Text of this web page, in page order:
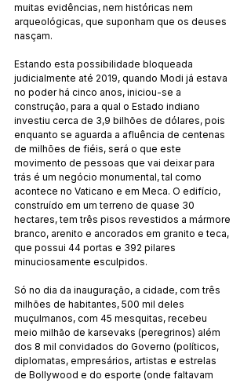
muitas evidências, nem históricas nem
arqueológicas, que suponham que os deuses
nasçam.
Estando esta possibilidade bloqueada
judicialmente até 2019, quando Modi já estava
no poder há cinco anos, iniciou-se a
construção, para a qual o Estado indiano
investiu cerca de 3,9 bilhões de dólares, pois
enquanto se aguarda a afluência de centenas
de milhões de fiéis, será o que este
movimento de pessoas que vai deixar para
trás é um negócio monumental, tal como
acontece no Vaticano e em Meca. O edifício,
construído em um terreno de quase 30
hectares, tem três pisos revestidos a mármore
branco, arenito e ancorados em granito e teca,
que possui 44 portas e 392 pilares
minuciosamente esculpidos.
Só no dia da inauguração, a cidade, com três
milhões de habitantes, 500 mil deles
muçulmanos, com 45 mesquitas, recebeu
meio milhão de karsevaks (peregrinos) além
dos 8 mil convidados do Governo (políticos,
diplomatas, empresários, artistas e estrelas
de Bollywood e do esporte (onde faltavam